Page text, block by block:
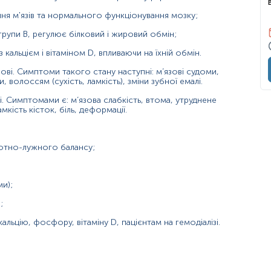
м'язів та нормального функціонування мозку;
В, регулює білковий і жировий обмін;
і вітаміном D, впливаючи на їхній обмін.
Симптоми такого стану наступні: м’язові судоми,
(сухість, ламкість), зміни зубної емалі.
є: м’язова слабкість, втома, утруднене
кісток, біль, деформації.
лужного балансу;
фосфору, вітаміну D, пацієнтам на гемодіалізі.